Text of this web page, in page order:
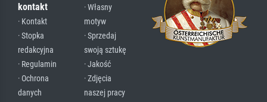
kontakt
· Kontakt
· Stopka
redakcyjna
· Regulamin
· Ochrona
danych
· Własny
motyw
· Sprzedaj
swoją sztukę
· Jakość
· Zdjęcia
naszej pracy